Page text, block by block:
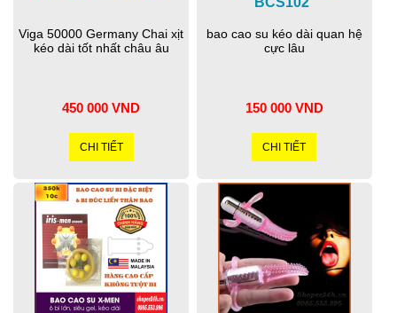
Viga 50000 Germany Chai xịt
kéo dài tốt nhất châu âu
450 000 VND
CHI TIẾT
bao cao su kéo dài quan hệ
cực lâu
150 000 VND
CHI TIẾT